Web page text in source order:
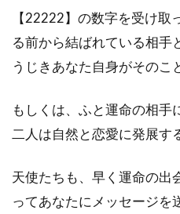
【22222】の数字を受け
る前から結ばれている相手
うじきあなた自身がそのこ
もしくは、ふと運命の相手
二人は自然と恋愛に発展す
天使たちも、早く運命の出
ってあなたにメッセージを